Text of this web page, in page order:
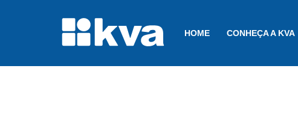
HOME CONHEÇA A KVA